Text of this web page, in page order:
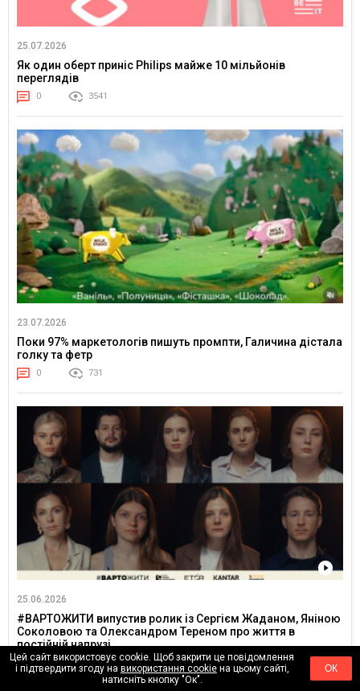
25.07.2026
Як один оберт приніс Philips майже 10 мільйонів
переглядів
0 3541
23.07.2026
Поки 97% маркетологів пишуть промпти, Галичина дістала
голку та фетр
0 731
25.06.2026
#ВАРТОЖИТИ випустив ролик із Сергієм Жаданом, Яніною
Соколовою та Олександром Тереном про життя в
постійній напрузі
0 3243
Цей сайт використовує cookie. Щоб закрити це повідомлення
і підтвердити згоду на використання cookieна цьому сайті,
натисніть кнопку "Ок".
ОК